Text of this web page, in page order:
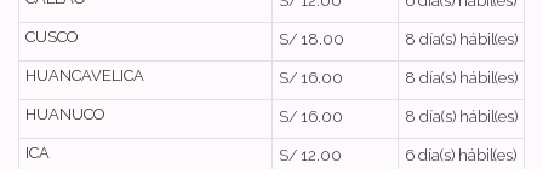
CUSCO
S/ 18.00
8 día(s) hábil(es)
HUANCAVELICA
S/ 16.00
8 día(s) hábil(es)
HUANUCO
S/ 16.00
8 día(s) hábil(es)
ICA
S/ 12.00
6 día(s) hábil(es)